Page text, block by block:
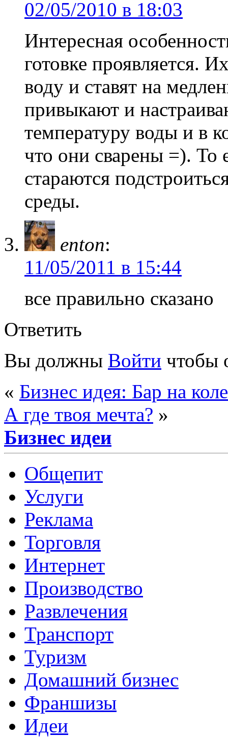
02/05/2010 в 18:03
Интересная
готовке проявляется.
воду и ставят на
привыкают и
температуру воды и в
что они сварены =). То
стараются
среды.
enton:
11/05/2011 в 15:44
все правильно сказано
Ответить
Вы должны Войти чтобы
« Бизнес идея: Бар на
А где твоя мечта? »
Бизнес идеи
Общепит
Услуги
Реклама
Торговля
Интернет
Производство
Развлечения
Транспорт
Туризм
Домашний бизнес
Франшизы
Идеи